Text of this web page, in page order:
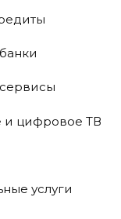
и цифровое ТВ
услуги